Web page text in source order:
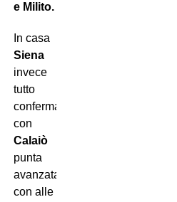
e Milito.
In casa
Siena
invece
tutto
confermato
con
Calaiò
punta
avanzata
con alle